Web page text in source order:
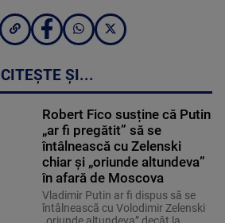
CITEȘTE ȘI...
Robert Fico susține că Putin
„ar fi pregătit” să se
întâlnească cu Zelenski
chiar și „oriunde altundeva”
în afară de Moscova
Vladimir Putin ar fi dispus să se
întâlnească cu Volodimir Zelenski